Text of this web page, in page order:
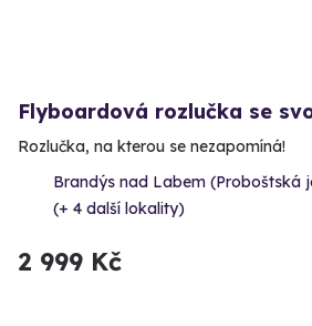
Flyboardová rozlučka se
Rozlučka, na kterou se nezapomíná!
Brandýs nad Labem (Proboštská
(+ 4 další lokality)
2 999 Kč